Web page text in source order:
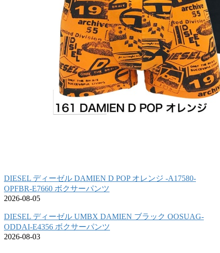
DIESEL ディーゼル DAMIEN D POP オレンジ -A17580-
OPFBR-E7660 ボクサーパンツ
2026-08-05
DIESEL ディーゼル UMBX DAMIEN ブラック OOSUAG-
ODDAI-E4356 ボクサーパンツ
2026-08-03